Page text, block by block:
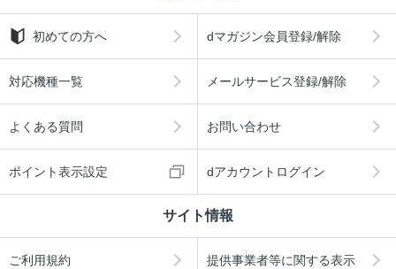
初めての方へ dマガジン会員登録/解除
対応機種一覧 メールサービス登録/解除
よくある質問 お問い合わせ
ポイント表示設定 dアカウントログイン
サイト情報
ご利用規約 提供事業者等に関する表示